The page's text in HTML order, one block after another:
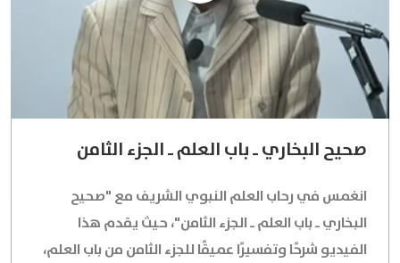
صحيح البخاري ـ باب العلم ـ الجزء الثامن
انغمس في رحاب العلم النبوي الشريف مع "صحيح
البخاري ـ باب العلم ـ الجزء الثامن"، حيث يقدم هذا
الفيديو شرحًا وتفسيرًا عميقًا للجزء الثامن من باب العلم،